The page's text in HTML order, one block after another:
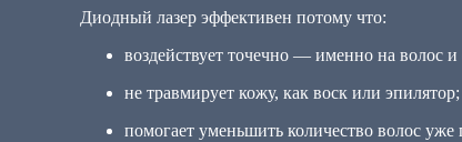
Диодный лазер эффективен потому что:
воздействует точечно — именно на волос и
не травмирует кожу, как воск или эпилятор;
помогает уменьшить количество волос